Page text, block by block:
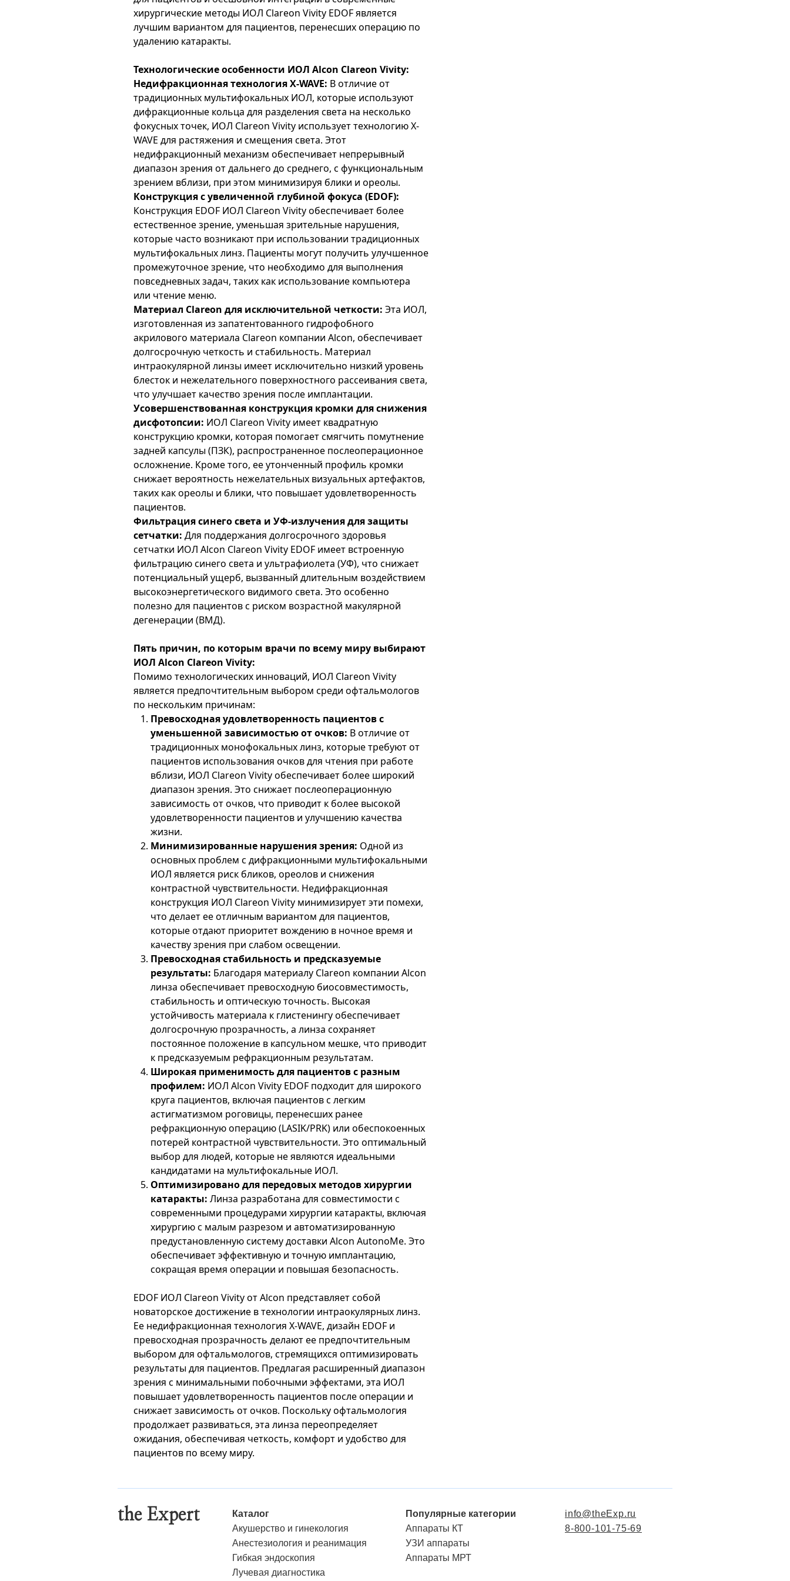
хирургические методы ИОЛ Clareon Vivity EDOF является
лучшим вариантом для пациентов, перенесших операцию по
удалению катаракты.
Технологические особенности ИОЛ Alcon Clareon Vivity:
Недифракционная технология X-WAVE: В отличие от
традиционных мультифокальных ИОЛ, которые используют
дифракционные кольца для разделения света на несколько
фокусных точек, ИОЛ Clareon Vivity использует технологию X-
WAVE для растяжения и смещения света. Этот
недифракционный механизм обеспечивает непрерывный
диапазон зрения от дальнего до среднего, с функциональным
зрением вблизи, при этом минимизируя блики и ореолы.
Конструкция с увеличенной глубиной фокуса (EDOF):
Конструкция EDOF ИОЛ Clareon Vivity обеспечивает более
естественное зрение, уменьшая зрительные нарушения,
которые часто возникают при использовании традиционных
мультифокальных линз. Пациенты могут получить улучшенное
промежуточное зрение, что необходимо для выполнения
повседневных задач, таких как использование компьютера
или чтение меню.
Материал Clareon для исключительной четкости: Эта ИОЛ,
изготовленная из запатентованного гидрофобного
акрилового материала Clareon компании Alcon, обеспечивает
долгосрочную четкость и стабильность. Материал
интраокулярной линзы имеет исключительно низкий уровень
блесток и нежелательного поверхностного рассеивания света,
что улучшает качество зрения после имплантации.
Усовершенствованная конструкция кромки для снижения
дисфотопсии: ИОЛ Clareon Vivity имеет квадратную
конструкцию кромки, которая помогает смягчить помутнение
задней капсулы (ПЗК), распространенное послеоперационное
осложнение. Кроме того, ее утонченный профиль кромки
снижает вероятность нежелательных визуальных артефактов,
таких как ореолы и блики, что повышает удовлетворенность
пациентов.
Фильтрация синего света и УФ-излучения для защиты
сетчатки: Для поддержания долгосрочного здоровья
сетчатки ИОЛ Alcon Clareon Vivity EDOF имеет встроенную
фильтрацию синего света и ультрафиолета (УФ), что снижает
потенциальный ущерб, вызванный длительным воздействием
высокоэнергетического видимого света. Это особенно
полезно для пациентов с риском возрастной макулярной
дегенерации (ВМД).
Пять причин, по которым врачи по всему миру выбирают
ИОЛ Alcon Clareon Vivity:
Помимо технологических инноваций, ИОЛ Clareon Vivity
является предпочтительным выбором среди офтальмологов
по нескольким причинам:
Превосходная удовлетворенность пациентов с
уменьшенной зависимостью от очков: В отличие от
традиционных монофокальных линз, которые требуют от
пациентов использования очков для чтения при работе
вблизи, ИОЛ Clareon Vivity обеспечивает более широкий
диапазон зрения. Это снижает послеоперационную
зависимость от очков, что приводит к более высокой
удовлетворенности пациентов и улучшению качества
жизни.
Минимизированные нарушения зрения: Одной из
основных проблем с дифракционными мультифокальными
ИОЛ является риск бликов, ореолов и снижения
контрастной чувствительности. Недифракционная
конструкция ИОЛ Clareon Vivity минимизирует эти помехи,
что делает ее отличным вариантом для пациентов,
которые отдают приоритет вождению в ночное время и
качеству зрения при слабом освещении.
Превосходная стабильность и предсказуемые
результаты: Благодаря материалу Clareon компании Alcon
линза обеспечивает превосходную биосовместимость,
стабильность и оптическую точность. Высокая
устойчивость материала к глистенингу обеспечивает
долгосрочную прозрачность, а линза сохраняет
постоянное положение в капсульном мешке, что приводит
к предсказуемым рефракционным результатам.
Широкая применимость для пациентов с разным
профилем: ИОЛ Alcon Vivity EDOF подходит для широкого
круга пациентов, включая пациентов с легким
астигматизмом роговицы, перенесших ранее
рефракционную операцию (LASIK/PRK) или обеспокоенных
потерей контрастной чувствительности. Это оптимальный
выбор для людей, которые не являются идеальными
кандидатами на мультифокальные ИОЛ.
Оптимизировано для передовых методов хирургии
катаракты: Линза разработана для совместимости с
современными процедурами хирургии катаракты, включая
хирургию с малым разрезом и автоматизированную
предустановленную систему доставки Alcon AutonoMe. Это
обеспечивает эффективную и точную имплантацию,
сокращая время операции и повышая безопасность.
EDOF ИОЛ Clareon Vivity от Alcon представляет собой
новаторское достижение в технологии интраокулярных линз.
Ее недифракционная технология X-WAVE, дизайн EDOF и
превосходная прозрачность делают ее предпочтительным
выбором для офтальмологов, стремящихся оптимизировать
результаты для пациентов. Предлагая расширенный диапазон
зрения с минимальными побочными эффектами, эта ИОЛ
повышает удовлетворенность пациентов после операции и
снижает зависимость от очков. Поскольку офтальмология
продолжает развиваться, эта линза переопределяет
ожидания, обеспечивая четкость, комфорт и удобство для
пациентов по всему миру.
the Expert
Каталог
Акушерство и гинекология
Анестезиология и реанимация
Гибкая эндоскопия
Лучевая диагностика
Популярные категории
Аппараты КТ
УЗИ аппараты
Аппараты МРТ
info@theExp.ru
8-800-101-75-69